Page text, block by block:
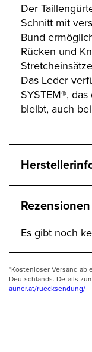
Der
Schnitt mit
Bund
Rücken und
Das Leder
SYSTEM®,
bleibt, auch
Rezensionen
Es gibt noch
*Kostenloser Versand ab
Deutschlands. Details
auner.at/ruecksendung/